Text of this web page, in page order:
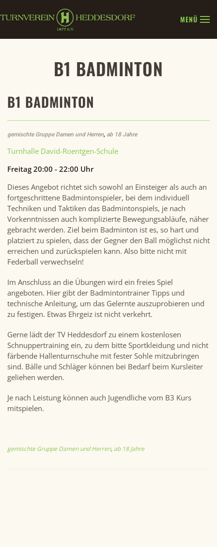
Zum Hauptinhalt springen
MENÜ
B1 BADMINTON
B1 BADMINTON
gemischte Gruppe Damen und Herren, ab 18 Jahre
Turnhalle David-Roentgen-Schule
Freitag 20:00 - 22:00 Uhr
Dieses Angebot richtet sich sowohl an Einsteiger als auch an
fortgeschrittene Badmintonspieler, bei dem individuell
Techniken und Taktiken das Badmintonspiels, je nach
Vorkenntnissen auch komplizierte Bewegungsabläufe, näher
gebracht werden. Ziel beim Badminton ist es, so hart und
platziert zu spielen, dass der Gegner den Ball möglichst nicht
erreichen und zurückspielen kann. Also bitte nicht mit
Federball verwechseln!
Im Anschluss an die Übungen wird ein freies Spiel
angeboten. Hier gibt der Badmintontrainer Tipps und
technische Anleitung, um das Gelernte auszuprobieren und
zu festigen. Etwas Ehrgeiz ist nicht verkehrt.
Gerne lädt der TV Heddesdorf zu einem kostenlosen
Schnuppertraining ein, zu dem bitte Sportkleidung und nicht
färbende Hallenturnschuhe mit fester Sohle mitzubringen
sind. Bälle und Schläger können bei Bedarf beim Kursleiter
geliehen werden.
Je nach Leistung können auch Jugendliche vom B3 Kurs
mitspielen.
gemischte Gruppe Damen und Herren, ab 18 Jahre